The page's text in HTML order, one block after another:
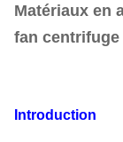
Matériaux en
fan
Introduction